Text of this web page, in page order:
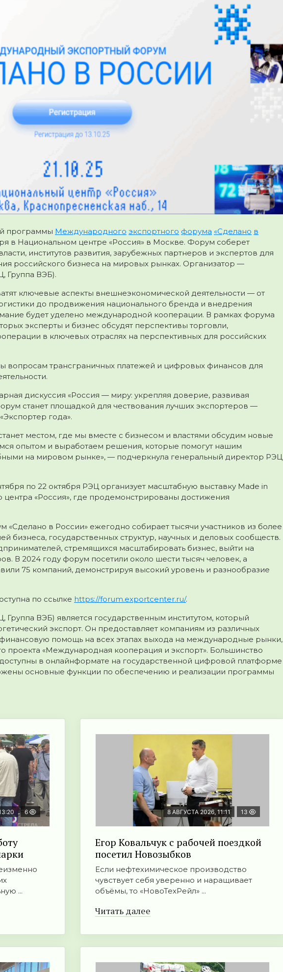
программы Международного экспортного форума «Сделано в
в Национальном центре «Россия» в Москве. Форум соберет
институтов развития, зарубежных партнеров и экспертов для
российского бизнеса на мировых рынках. Организатор —
Группа ВЭБ).
ключевые аспекты внешнеэкономической деятельности — от
до продвижения национального бренда и внедрения
будет уделено международной кооперации. В рамках форума
эксперты и бизнес обсудят перспективы торговли,
в ключевых отраслях на перспективных для российских
вопросам трансграничных платежей и цифровых финансов для
дискуссия «Россия — миру: укрепляя доверие, развивая
станет площадкой для чествования лучших экспортеров —
года».
местом, где мы вместе с бизнесом и властями обсудим новые
опытом и выработаем решения, которые помогут нашим
на мировом рынке», — подчеркнула генеральный директор РЭЦ
по 22 октября РЭЦ организует масштабную выставку Made in
центра «Россия», где продемонстрированы достижения
в России» ежегодно собирает тысячи участников из более
бизнеса, государственных структур, научных и деловых сообществ.
стремящихся масштабировать бизнес, выйти на
В 2024 году форум посетили около шести тысяч человек, а
75 компаний, демонстрируя высокий уровень и разнообразие
по ссылке https://forum.exportcenter.ru/.
ВЭБ) является государственным институтом, который
экспорт. Он предоставляет компаниям из различных
помощь на всех этапах выхода на международные рынки,
проекта «Международная кооперация и экспорт». Большинство
в онлайнформате на государственной цифровой платформе
основные функции по обеспечению и реализации программы
6
...
8 АВГУСТА 2026, 11:11 13
Егор Ковальчук с рабочей поездкой
посетил Новозыбков
Если нефтехимическое производство
чувствует себя уверенно и наращивает
объёмы, то «НовоТехРейл» ...
Читать далее